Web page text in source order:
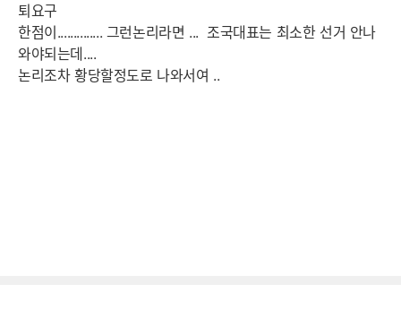
퇴요구
한점이.............. 그런논리라면 ... 조국대표는 최소한 선거 안나
와야되는데....
논리조차 황당할정도로 나와서여 ..